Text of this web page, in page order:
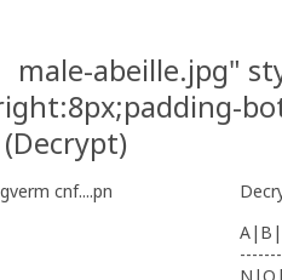
male-abeille.jpg"
(Decrypt)
cnf....pn